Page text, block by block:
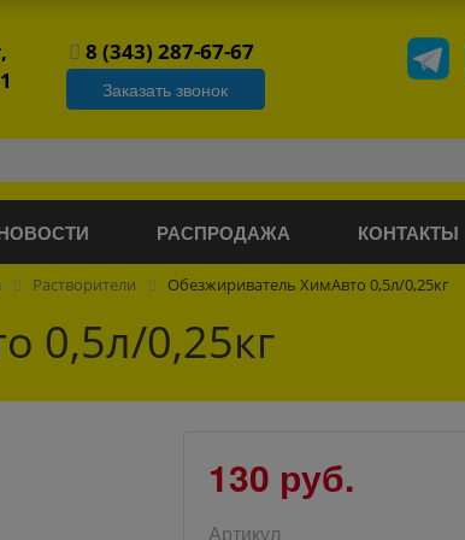
8 (343) 287-67-67
Заказать звонок
РАСПРОДАЖА КОНТАКТЫ
Растворители Обезжириватель ХимАвто 0,5л/0,25кг
0,5л/0,25кг
130 руб.
Артикул